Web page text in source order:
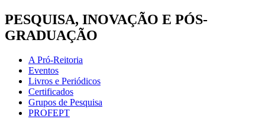
PESQUISA, INOVAÇÃO E PÓS-
GRADUAÇÃO
A Pró-Reitoria
Eventos
Livros e Periódicos
Certificados
Grupos de Pesquisa
PROFEPT